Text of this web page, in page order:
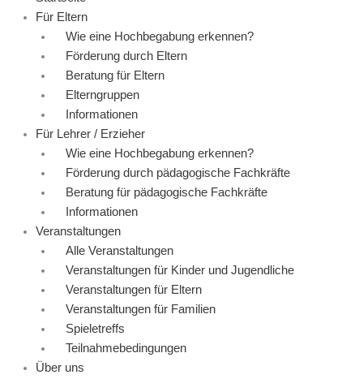
Für Eltern
Wie eine Hochbegabung erkennen?
Förderung durch Eltern
Beratung für Eltern
Elterngruppen
Informationen
Für Lehrer / Erzieher
Wie eine Hochbegabung erkennen?
Förderung durch pädagogische Fachkräfte
Beratung für pädagogische Fachkräfte
Informationen
Veranstaltungen
Alle Veranstaltungen
Veranstaltungen für Kinder und Jugendliche
Veranstaltungen für Eltern
Veranstaltungen für Familien
Spieletreffs
Teilnahmebedingungen
Über uns